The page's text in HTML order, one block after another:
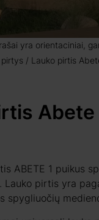
yra orientaciniai,
Lauko pirtis
ABETE 1 puikus
Lauko pirtis yra
spygliuočių